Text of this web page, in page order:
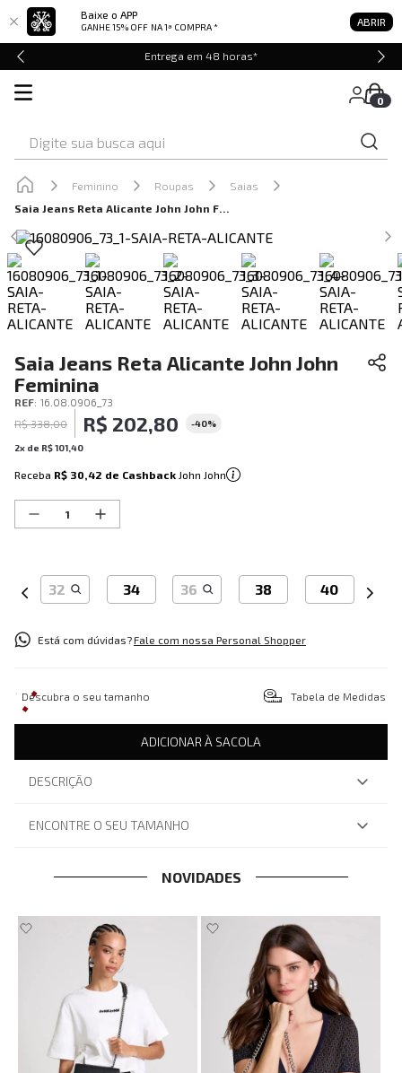
Baixe o APP
GANHE 15% OFF NA 1ª COMPRA * ABRIR
Entrega em 48 horas*
0
Feminino Roupas
Saias
Saia Jeans Reta Alicante John John Feminina
Saia Jeans Reta Alicante John John
Feminina
REF: 16.08.0906_73
R$ 338,00 R$ 202,80 -40%
2x de R$101 40
Receba R$ 30,42 de Cashback John John
32 34 36 38 40
Está com dúvidas?Fale com nossa Personal Shopper
Descubra o seu tamanho Tabela de Medidas
ADICIONAR À SACOLA
DESCRIÇÃO
ENCONTRE O SEU TAMANHO
NOVIDADES